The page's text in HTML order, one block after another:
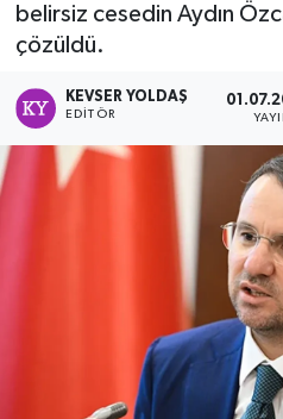
belirsiz cesedin Aydın
çözüldü.
KEVSER YOLDAŞ
EDITÖR
DÜNYA
Dursunbey
Edremit
Gömeç